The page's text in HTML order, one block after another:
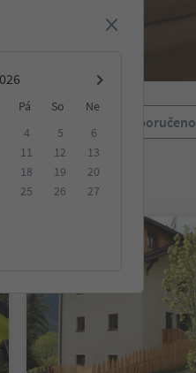
Pá So
Ne
4 5
6
11 12
13
18 19
20
25 26
27
Doporučeno